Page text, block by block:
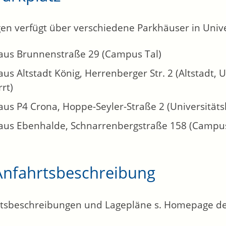
verfügt über verschiedene Parkhäuser in
Brunnenstraße 29 (Campus Tal)
Altstadt König, Herrenberger Str. 2 (Altstadt,
P4 Crona, Hoppe-Seyler-Straße 2
Ebenhalde, Schnarrenbergstraße 158
und Lagepläne s. Homepage